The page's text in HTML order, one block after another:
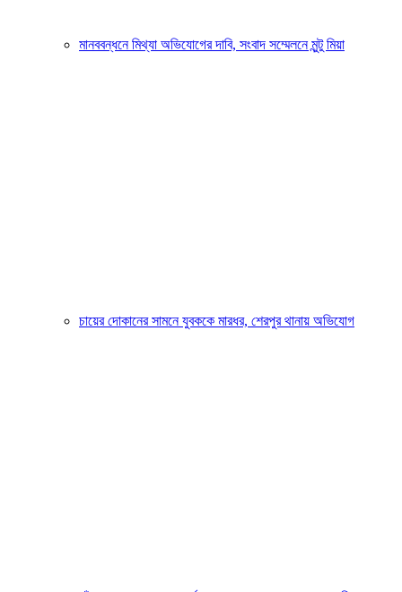
মানববন্ধনে মিথ্যা অভিযোগের দাবি, সংবাদ সম্মেলনে মুন্টু মিয়া
চায়ের দোকানের সামনে যুবককে মারধর, শেরপুর থানায় অভিযোগ